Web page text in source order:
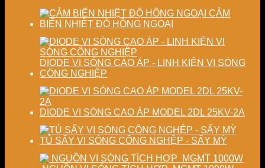
chất
lượng
phẩm
lượng
sấy
nghiệp
CẢM
BIẾN NHIỆT ĐỘ HỒNG NGOẠI
DIODE VI SÓNG CAO ÁP - LINH KIỆN VI SÓNG
CÔNG NGHIỆP
DIODE VI SÓNG CAO ÁP MODEL 2DL 25KV-2A
TỦ SẤY VI SÓNG CÔNG NGHỆP - SẤY MỲ